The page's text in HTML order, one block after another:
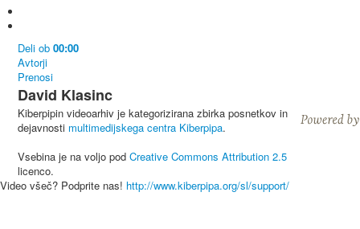
Deli ob 00:00
Avtorji
Prenosi
David Klasinc
Kiberpipin videoarhiv je kategorizirana zbirka posnetkov in
dejavnosti multimedijskega centra Kiberpipa.
Vsebina je na voljo pod Creative Commons Attribution 2.5
licenco.
Video všeč? Podprite nas! http://www.kiberpipa.org/sl/support/